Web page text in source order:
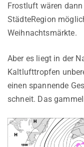
Frostluft wären
StädteRegion
Weihnachtsmärkte.
Aber es liegt in der
Kaltlufttropfen
einen spannende
schneit. Das